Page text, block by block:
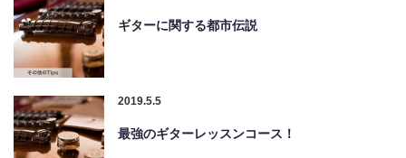
ギターに関する都市伝説
2019.5.5
最強のギターレッスンコース！